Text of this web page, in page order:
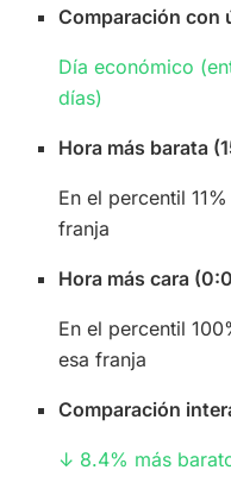
Comparación con
Día económico
días)
Hora más barata
En el percentil
franja
Hora más cara
En el percentil
esa franja
Comparación
↓ 8.4% más